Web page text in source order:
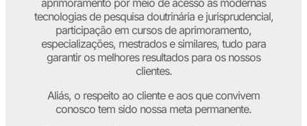
aprimoramento por meio de acesso às modernas
tecnologias de pesquisa doutrinária e jurisprudencial,
participação em cursos de aprimoramento,
especializações, mestrados e similares, tudo para
garantir os melhores resultados para os nossos
clientes.
Aliás, o respeito ao cliente e aos que convivem
conosco tem sido nossa meta permanente.